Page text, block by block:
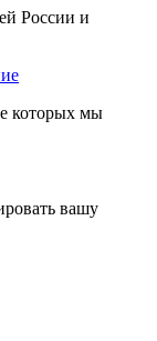
России и
которых мы
вашу